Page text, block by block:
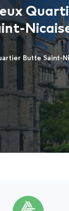
Butte Saint-